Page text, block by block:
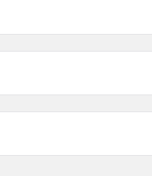
Aantal per verpakking:
Lager maat: